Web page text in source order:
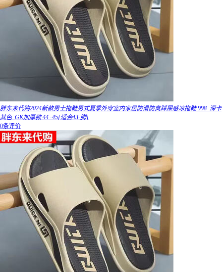
胖东来代购2024新款男士拖鞋男式夏季外穿室内家居防滑防臭踩屎感凉拖鞋 998_深卡
其色_GK加厚款 44 -45[适合43-脚]
0条评价